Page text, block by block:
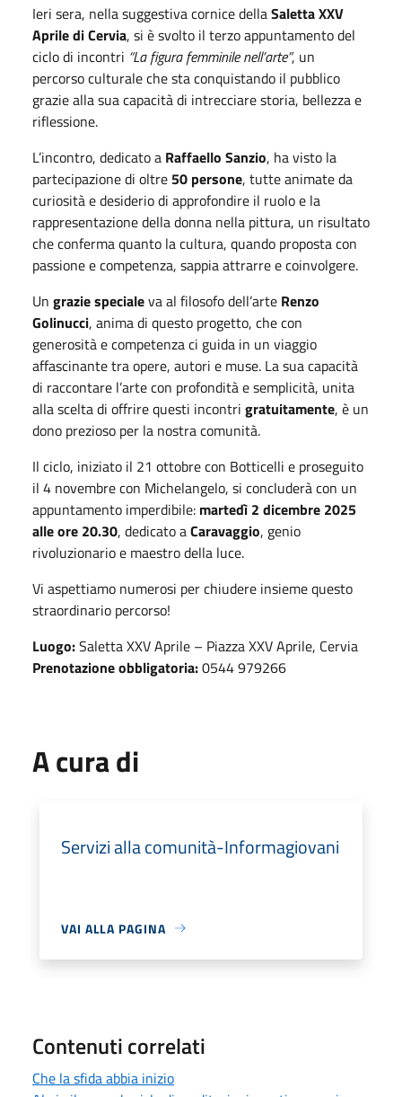
Ieri sera, nella suggestiva cornice dellaSaletta XXV
Aprile di Cervia, si è svolto il terzo appuntamento del
ciclo di incontri “La figura femminile nell’arte”, un
percorso culturale che sta conquistando il pubblico
grazie alla sua capacità di intrecciare storia, bellezza e
riflessione.
L’incontro, dedicato a Raffaello Sanzio, ha visto la
partecipazione di oltre 50 persone, tutte animate da
curiosità e desiderio di approfondire il ruolo e la
rappresentazione della donna nella pittura, un risultato
che conferma quanto la cultura, quando proposta con
passione e competenza, sappia attrarre e coinvolgere.
Un grazie specialeva al filosofo dell’arte Renzo
Golinucci, anima di questo progetto, che con
generosità e competenza ci guida in un viaggio
affascinante tra opere, autori e muse. La sua capacità
di raccontare l’arte con profondità e semplicità, unita
alla scelta di offrire questi incontri gratuitamente, è un
dono prezioso per la nostra comunità.
Il ciclo, iniziato il 21 ottobre con Botticelli e proseguito
il 4 novembre con Michelangelo, si concluderà con un
appuntamento imperdibile: martedì 2 dicembre 2025
alle ore 20.30, dedicato aCaravaggio, genio
rivoluzionario e maestro della luce.
Vi aspettiamo numerosi per chiudere insieme questo
straordinario percorso!
Luogo:Saletta XXV Aprile – Piazza XXV Aprile, Cervia
Prenotazione obbligatoria:0544 979266
A cura di
Servizi alla comunità-Informagiovani
VAI ALLA PAGINA
Contenuti correlati
Che la sfida abbia inizio